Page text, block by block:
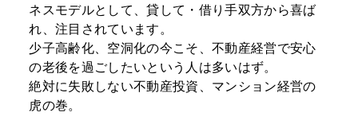
ネスモデルとして、貸して・借り手双方から喜ば
れ、注目されています。
少子高齢化、空洞化の今こそ、不動産経営で安心
の老後を過ごしたいという人は多いはず。
絶対に失敗しない不動産投資、マンション経営の
虎の巻。